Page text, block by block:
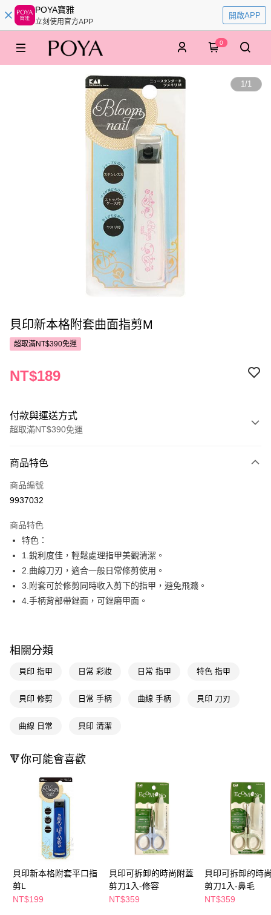
POYA寶雅
立刻使用官方APP
開啟APP
0
1/1
貝印新本格附套曲面指剪M
超取滿NT$390免運
NT$189
付款與運送方式
超取滿NT$390免運
POYA支付
信用卡一次付款
LINE Pay
Apple Pay
街口支付
悠遊付
AFTEE先享後付
【關於「AFTEE先享後付」】
便利好安心！
２．便利：只要手機號碼，簡訊認證，即可結帳。
３．安心：先確認商品／服務後，再付款。
【「AFTEE先享後付」結帳流程】
１．於結帳方式選擇「AFTEE先享後付」後，將跳轉至「AFTEE先享後付」
結帳頁面，進行簡訊認證並確認金額後，即可完成結帳。
２．訂單成立數日內，您將收到繳費通知簡訊。
３．收到繳費通知簡訊後14天內，點擊此簡訊中的連結，可透過四大超商／
ATM／網路銀行／等多元方式進行付款，方視為交易完成。
※ 請注意：結帳手續完成當下不需立刻繳費，但若您需要取消訂單，請聯絡
購買商品的店家。未經商家同意取消之訂單仍視為有效，需透過AFTEE先享
後付繳納相關費用。
※ 交易是否成功請以「AFTEE先享後付 」之結帳頁面顯示為準，若有關於
客戶支援中心」https://netprotections.freshdesk.com/support/home
【注意事項】
每筆NT$65，滿NT$390(含以上)免運費
付款後全家取貨
每筆NT$65，滿NT$390(含以上)免運費
萊爾富取貨付款
每筆NT$65，滿NT$490(含以上)免運費
付款後萊爾富取貨
每筆NT$65，滿NT$490(含以上)免運費
7-11取貨付款
商品特色
商品編號
9937032
商品特色
特色：
1.銳利度佳，輕鬆處理指甲美觀清潔。
2.曲線刀刃，適合一般日常修剪使用。
3.附套可於修剪同時收入剪下的指甲，避免飛濺。
4.手柄背部帶銼面，可銼磨甲面。
相關分類
貝印 指甲 日常 彩妝 日常 指甲 特色 指甲
貝印 修剪 日常 手柄 曲線 手柄 貝印 刀刃
曲線 日常 貝印 清潔
🔻你可能會喜歡
貝印新本格附套平口指
剪L
NT$199
貝印可拆卸的時尚附蓋
剪刀1入-修容
NT$359
貝印可拆卸的時
剪刀1入-鼻毛
NT$359